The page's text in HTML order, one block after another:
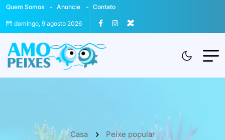
Quem Somos Anuncie Contato
domingo, 9 agosto 2026
Casa Peixe popular